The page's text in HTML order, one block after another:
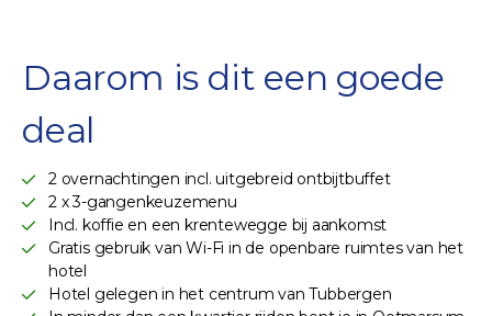
Daarom is dit een goede
deal
2 overnachtingen incl. uitgebreid ontbijtbuffet
2 x 3-gangenkeuzemenu
Incl. koffie en een krentewegge bij aankomst
Gratis gebruik van Wi-Fi in de openbare ruimtes van het
hotel
Hotel gelegen in het centrum van Tubbergen